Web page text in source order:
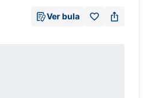
Ver bula